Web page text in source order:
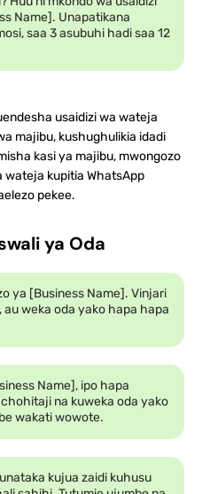
Name]. Unapatikana
saa 3 asubuhi hadi saa 12
usaidizi wa wateja
majibu, kushughulikia idadi
kasi ya majibu, mwongozo
wateja kupitia WhatsApp
pekee.
ya Oda
ya [Business Name]. Vinjari
weka oda yako hapa hapa
Name], ipo hapa
na kuweka oda yako
wakati wowote.
kujua zaidi kuhusu